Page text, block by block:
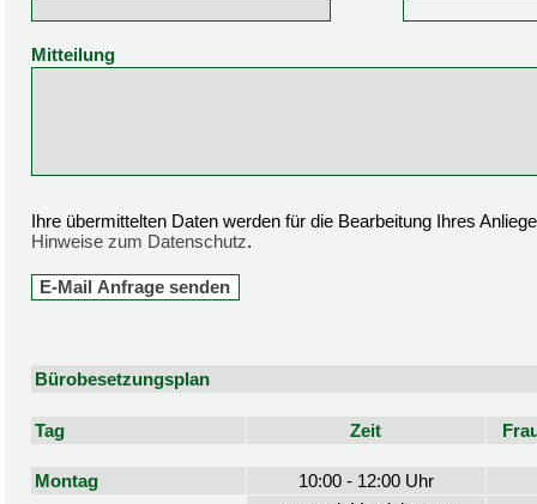
Mitteilung
Ihre übermittelten Daten werden für die Bearbeitung Ihres
Hinweise zum Datenschutz.
Bürobesetzungsplan
Tag Zeit
Montag
10:00 - 12:00 Uhr